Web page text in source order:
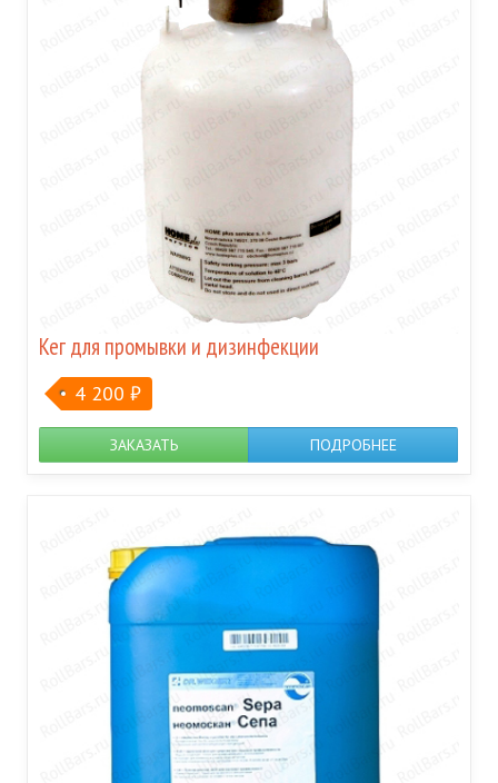
Кег для промывки и дизинфекции
4 200 ₽
ЗАКАЗАТЬ ПОДРОБНЕЕ